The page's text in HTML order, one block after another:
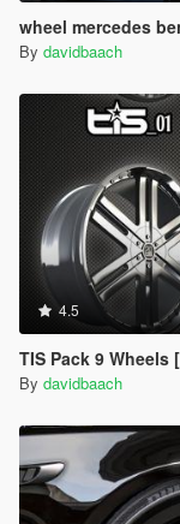
wheel mercedes
By davidbaach
4.5
TIS Pack 9 Wheels
By davidbaach